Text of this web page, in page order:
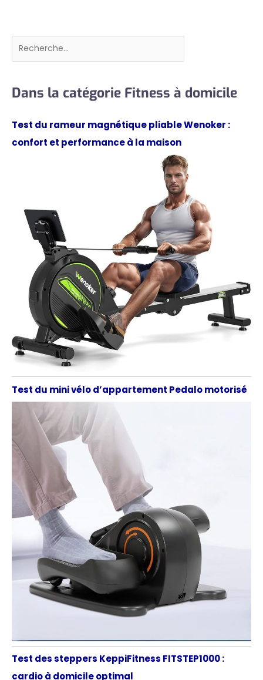
Rechercher
Dans la catégorie Fitness à domicile
Test du rameur magnétique pliable Wenoker :
confort et performance à la maison
Test du mini vélo d’appartement Pedalo motorisé
Test des steppers KeppiFitness FITSTEP1000 :
cardio à domicile optimal